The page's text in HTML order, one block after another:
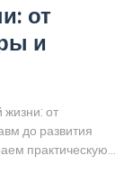
от
и
жизни: от
до развития
практическую